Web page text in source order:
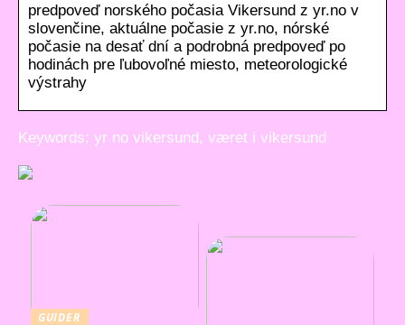
predpoveď norského počasia Vikersund z yr.no v
slovenčine, aktuálne počasie z yr.no, nórské
počasie na desať dní a podrobná predpoveď po
hodinách pre ľubovoľné miesto, meteorologické
výstrahy
Keywords: yr no vikersund, været i vikersund
GUIDER